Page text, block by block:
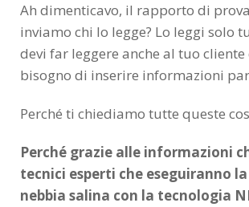
Ah dimenticavo, il rapporto di
inviamo chi lo legge? Lo leggi solo
devi far leggere anche al tuo
bisogno di inserire informazioni
Perché ti chiediamo tutte queste
Perché grazie alle informazioni
tecnici esperti che eseguiranno
nebbia salina con la tecnologia